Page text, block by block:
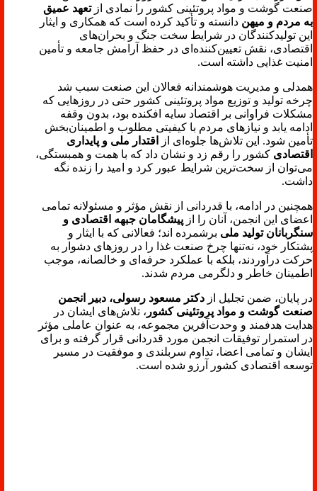
صنعت گوشت و مواد پروتئینی کشور را نمادی ازتعهد عمیق
به مردم و میهن دانسته و تأکید کرده است که همکاری و ایثار
این تولیدکنندگان در شرایط سخت جنگ و بحران‌های
اقتصادی، نقش تعیین‌کننده‌ای در حفظ آرامش جامعه و تأمین
امنیت غذایی داشته است.
همدلی و مدیریت هوشمندانه فعالان این صنعت سبب شد
چرخه تولید و توزیع مواد پروتئینی کشور حتی در روزهایی که
مشکلات فراوانی بر اقتصاد سایه افکنده بود، بدون وقفه
ادامه یابد و نیازهای مردم با کیفیتی مطلوب و اطمینان‌بخش
تأمین شود. این تلاش‌ها جلوه‌ای از
اقتدار ملی و پایداری
اقتصادی کشور را رقم زد و نشان داد که با همت و همبستگی،
می‌توان از سخت‌ترین شرایط عبور کرد و امید را زنده نگه
داشت.
همچنین در ادامه، با قدردانی از نقش مؤثر و مسئولانه تمامی
اعضای این انجمن، آنان را از پیشگامان جبهه اقتصادی و
سنگربانان تولید ملی برشمرده اند؛ فعالانی که با ایثار و
پشتکار خود، نه‌تنها چرخ صنعت غذا را در روزهای دشوار به
حرکت درآوردند، بلکه با عملکرد حرفه‌ای و خالصانه، موجب
اطمینان خاطر و دلگرمی مردم شدند.
در پایان، ضمن تجلیل از دکتر مسعود رسولی، دبیر انجمن
صنعت گوشت و مواد پروتئینی کشور ، تلاش‌های ایشان در
هدایت هدفمند و وحدت‌آفرین مجموعه، به عنوان عاملی مؤثر
در استمرار توفیقات انجمن مورد قدردانی قرار گرفته و برای
ایشان و تمامی اعضا، تداوم سربلندی و موفقیت در مسیر
توسعه اقتصادی کشور آرزو شده است.